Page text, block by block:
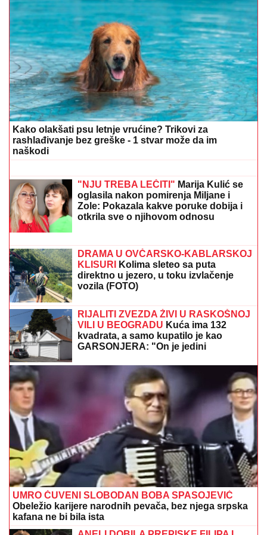
NAŠ GLUMAC (65) OŽENIO 32 GODINE MLAĐU
KOLEGINICU Upoznala ga dok je bila na fakultetu, a
sada pokazala čime se bavi pored glume
DRAMA U ČAČKUEksplodirala
plinska boca, teško povređen
muškarac
INSPEKCIJA UPALA NA IMANJE
pokrenuo biznis, hitno se oglasio:
"Imamo zabranu"
OVO JE RODNA KUĆA ANE NIKOLIĆ:Trava dostigla
visinu ograde, delići FASADE OTPADAJU
GODINAMA, sve deluje kao da su "digli ruke" od nje!
(FOTO)
ČEKA DETE SA LJUBAVNICOM
Ana
Radulović bez dlake na jeziku o
pevaču koji je ostavio ženu i decu:
"Ježim se od toga"
Opeglajte veš bez pegle: Trik koji
uklanja nabore za nekoliko minuta -
Bez dodatne toplote